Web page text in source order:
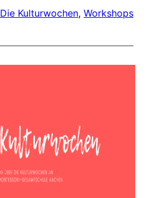
Die Kulturwochen, Workshops